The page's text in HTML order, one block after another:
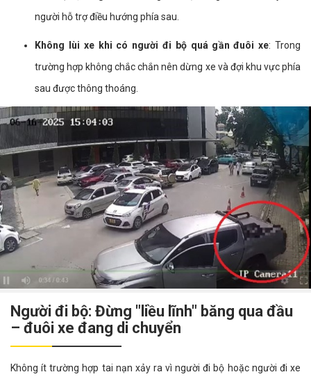
người hỗ trợ điều hướng phía sau.
Không lùi xe khi có người đi bộ quá gần đuôi xe: Trong
trường hợp không chắc chắn nên dừng xe và đợi khu vực phía
sau được thông thoáng.
Người đi bộ: Đừng "liều lĩnh" băng qua đầu
– đuôi xe đang di chuyển
Không ít trường hợp tai nạn xảy ra vì người đi bộ hoặc người đi xe